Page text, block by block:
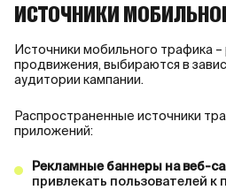
ИСТОЧНИКИ
Источники мобильного трафика
продвижения, выбираются в
аудитории кампании.
Распространенные источники
приложений:
Рекламные баннеры на веб-
привлекать пользователей к